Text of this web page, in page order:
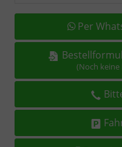
Per
(Noch keine